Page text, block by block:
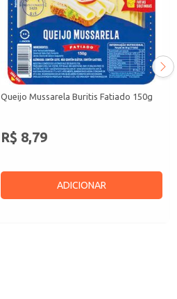
Queijo Mussarela Buritis Fatiado 150g
R$ 8,79
ADICIONAR